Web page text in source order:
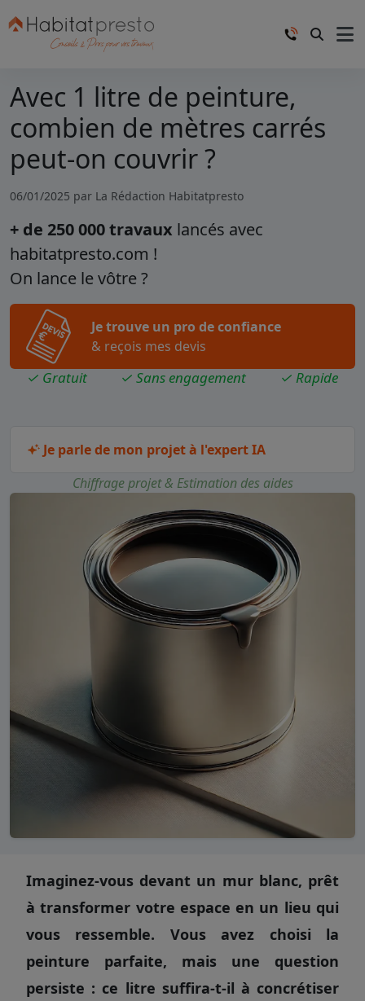
Avec 1 litre de peinture,
combien de mètres carrés
peut-on couvrir ?
06/01/2025 par La Rédaction Habitatpresto
+ de 250 000 travaux lancés avec
habitatpresto.com !
On lance le vôtre ?
Je trouve un pro de confiance
& reçois mes devis
✓ Gratuit ✓ Sans engagement ✓ Rapide
Je parle de mon projet à l'expert IA
Chiffrage projet & Estimation des aides
Imaginez-vous devant un mur blanc, prêt
à transformer votre espace en un lieu qui
vous ressemble. Vous avez choisi la
peinture parfaite, mais une question
persiste : ce litre suffira-t-il à concrétiser